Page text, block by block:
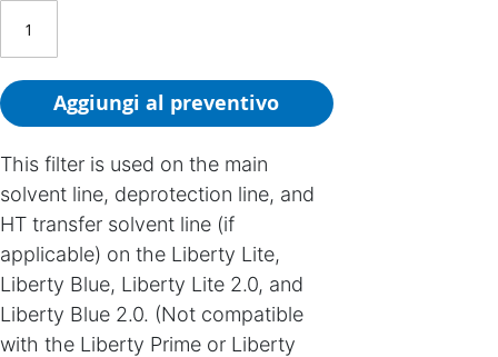
Aggiungi al preventivo
This filter is used on the main
solvent line, deprotection line, and
HT transfer solvent line (if
applicable) on the Liberty Lite,
Liberty Blue, Liberty Lite 2.0, and
Liberty Blue 2.0. (Not compatible
with the Liberty Prime or Liberty